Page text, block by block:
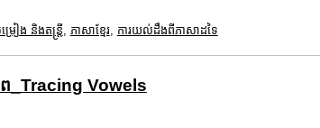
រៀង និងតន្ត្រី ភាសាខ្មែរ, ការយល់ដឹងពីភាសាដទៃ
_Tracing Vowels